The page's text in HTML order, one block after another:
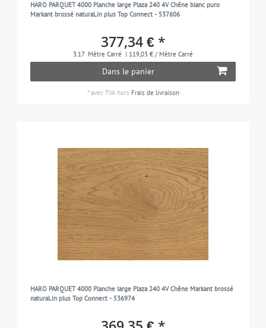
HARO PARQUET 4000 Planche large Plaza 240 4V Chêne blanc puro
Markant brossé naturaLin plus Top Connect - 537606
377,34 € *
3.17 Mètre Carré | 119,03 € / Mètre Carré
Dans le panier
*avec TVAhors Frais de livraison
HARO PARQUET 4000 Planche large Plaza 240 4V Chêne Markant brossé
naturaLin plus Top Connect - 536974